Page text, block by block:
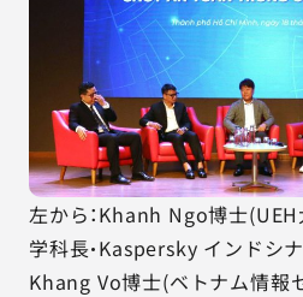
左から：Khanh Ngo博士
学科長・Kaspersky インドシ
Khang Vo博士(ベトナム情報